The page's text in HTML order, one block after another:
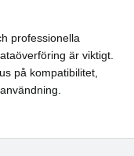
professionella
är viktigt.
på kompatibilitet,